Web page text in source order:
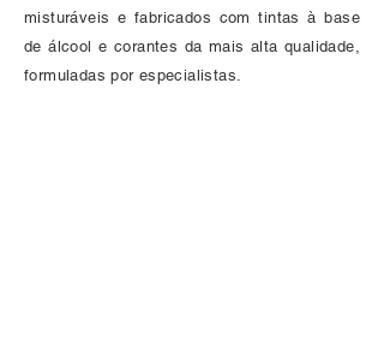
misturáveis e fabricados com tintas à base
de álcool e corantes da mais alta qualidade,
formuladas por especialistas.